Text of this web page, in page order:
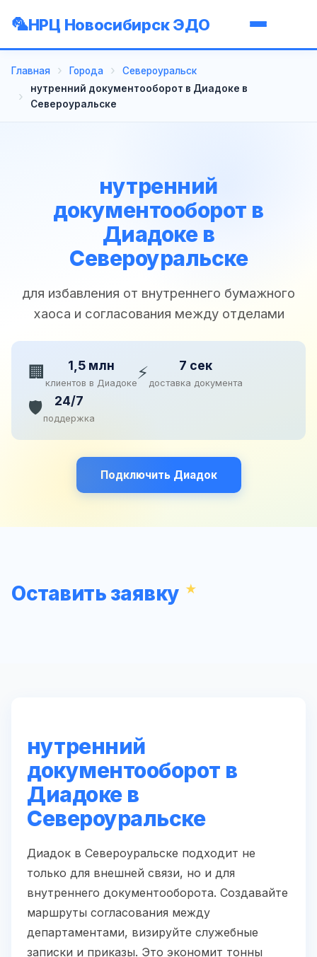
НРЦ Новосибирск ЭДО
Главная Города
Североуральск
нутренний документооборот в Диадоке в
Североуральске
нутренний
документооборот в
Диадоке в
Североуральске
для избавления от внутреннего бумажного
хаоса и согласования между отделами
🏢 1,5 млн
клиентов в Диадоке⚡ 7 сек
доставка документа
🛡️ 24/7
поддержка
Подключить Диадок
Оставить заявку
нутренний
документооборот в
Диадоке в
Североуральске
Диадок в Североуральске подходит не
только для внешней связи, но и для
внутреннего документооборота. Создавайте
маршруты согласования между
департаментами, визируйте служебные
записки и приказы. Это экономит тонны